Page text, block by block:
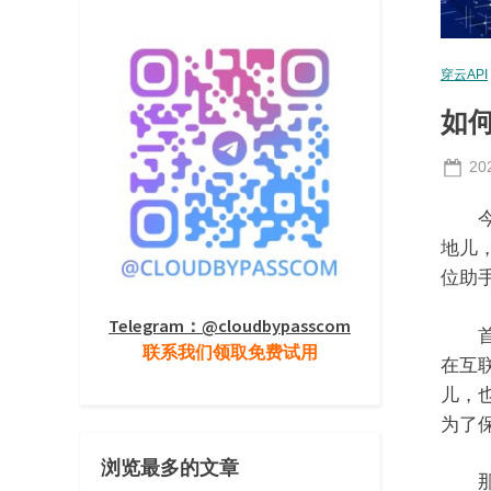
穿云API
如
今
地儿
位助
首
在互
儿，
为了
那
Telegram：@cloudbypasscom
联系我们领取免费试用
浏览最多的文章